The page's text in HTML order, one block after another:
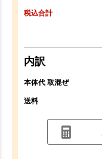
税込合計
内訳
本体代 取混ぜ
送料